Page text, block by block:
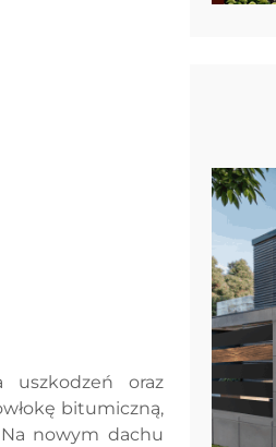
uszkodzeń oraz
bitumiczną,
nowym dachu